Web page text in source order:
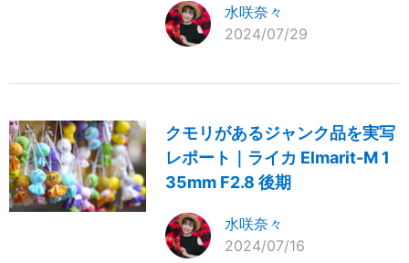
水咲奈々
2024/07/29
クモリがあるジャンク品を実写
レポート｜ライカ Elmarit-M 1
35mm F2.8 後期
水咲奈々
2024/07/16